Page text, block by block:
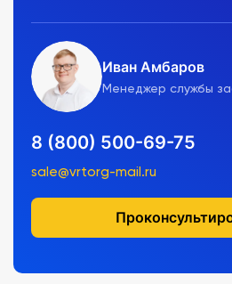
Иван Амбаров
Менеджер службы
8 (800) 500-69-75
sale@vrtorg-mail.ru